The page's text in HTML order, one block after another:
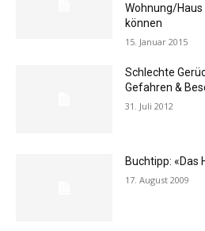
Wohnung/
können
15. Januar 2015
Schlechte
Gefahren &
31. Juli 2012
Buchtipp: «Das
17. August 2009